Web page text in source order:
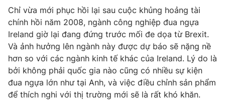
Sản phẩm
Thị trường
Tư vấn
Giao lưu trực tuyến
Lịch phát sóng
Chuyên mục khác
Emagazine Podcast
Chỉ vừa mới phục hồi lại sau cuộc khủng hoảng tài
chính hồi năm 2008, ngành công nghiệp đua ngựa
Ireland giờ lại đang đứng trước mối đe dọa từ Brexit.
Và ảnh hưởng lên ngành này được dự báo sẽ nặng nề
hơn so với các ngành kinh tế khác của Ireland. Lý do là
bởi không phải quốc gia nào cũng có nhiều sự kiện
đua ngựa lớn như tại Anh, và việc điều chỉnh sản phẩm
để thích nghi với thị trường mới sẽ là rất khó khăn.